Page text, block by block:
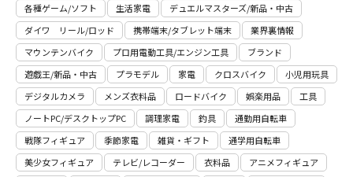
各種ゲーム/ソフト
生活家電
デュエルマスターズ/新品・中古
ダイワ リール/ロッド
携帯端末/タブレット端末
業界裏情報
マウンテンバイク
プロ用電動⼯具/エンジン⼯具
ブランド
遊戯王/新品・中古
プラモデル 家電 クロスバイク
小児用玩具
デジタルカメラ
メンズ衣料品 ロードバイク 娯楽用品
工具
ノートPC/デスクトップPC
調理家電 釣具
通勤用自転車
戦隊フィギュア
季節家電 雑貨・ギフト
通学用自転車
美少女フィギュア
テレビ/レコーダー 衣料品
アニメフィギュア